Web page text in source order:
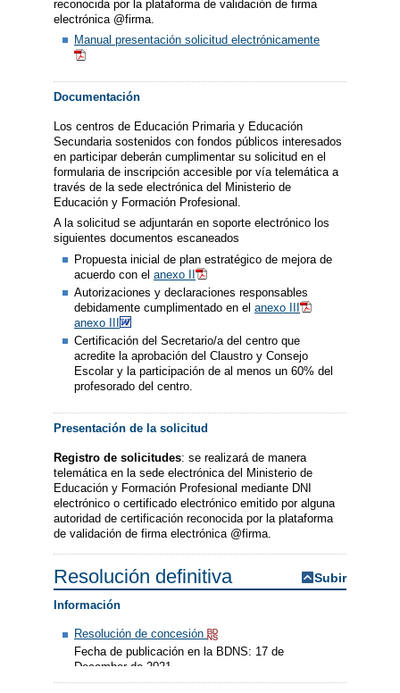
reconocida por la plataforma de validación de firma
electrónica @firma.
Manual presentación solicitud electrónicamente
Documentación
Los centros de Educación Primaria y Educación
Secundaria sostenidos con fondos públicos interesados
en participar deberán cumplimentar su solicitud en el
formularia de inscripción accesible por vía telemática a
través de la sede electrónica del Ministerio de
Educación y Formación Profesional.
A la solicitud se adjuntarán en soporte electrónico los
siguientes documentos escaneados
Propuesta inicial de plan estratégico de mejora de
acuerdo con elanexo II
Autorizaciones y declaraciones responsables
debidamente cumplimentado en elanexo III
anexo III
Certificación del Secretario/a del centro que
acredite la aprobación del Claustro y Consejo
Escolar y la participación de al menos un 60% del
profesorado del centro.
Presentación de la solicitud
Registro de solicitudes: se realizará de manera
telemática en la sede electrónica del Ministerio de
Educación y Formación Profesional mediante DNI
electrónico o certificado electrónico emitido por alguna
autoridad de certificación reconocida por la plataforma
de validación de firma electrónica @firma.
Resolución definitiva Subir
Información
Resolución de concesión
Fecha de publicación en la BDNS: 17 de
December de 2021